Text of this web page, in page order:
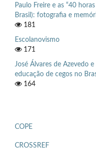
Paulo Freire e as “40
Brasil): fotografia e
181
Escolanovismo
171
José Álvares de Azevedo
educação de cegos no
164
COPE
CROSSREF